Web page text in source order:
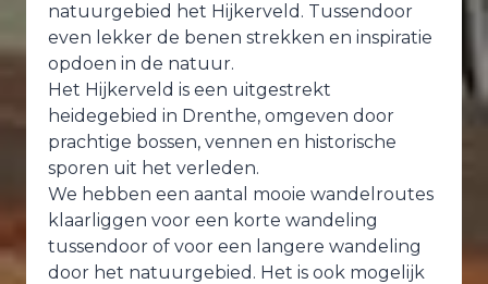
natuurgebied het Hijkerveld. Tussendoor
even lekker de benen strekken en inspiratie
opdoen in de natuur.
Het Hijkerveld is een uitgestrekt
heidegebied in Drenthe, omgeven door
prachtige bossen, vennen en historische
sporen uit het verleden.
We hebben een aantal mooie wandelroutes
klaarliggen voor een korte wandeling
tussendoor of voor een langere wandeling
door het natuurgebied. Het is ook mogelijk